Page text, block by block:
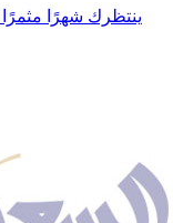
ينتظرك شهرًا